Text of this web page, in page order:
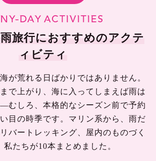
DAY ACTIVITIES
旅行におすすめのアクテ
ィビティ
が荒れる日ばかりではありません。
で上がり、海に入ってしまえば雨は
むしろ、本格的なシーズン前で予約
目の時季です。 マリン系から、雨だ
バートレッキング、屋内のものづく
私たちが10本まとめました。